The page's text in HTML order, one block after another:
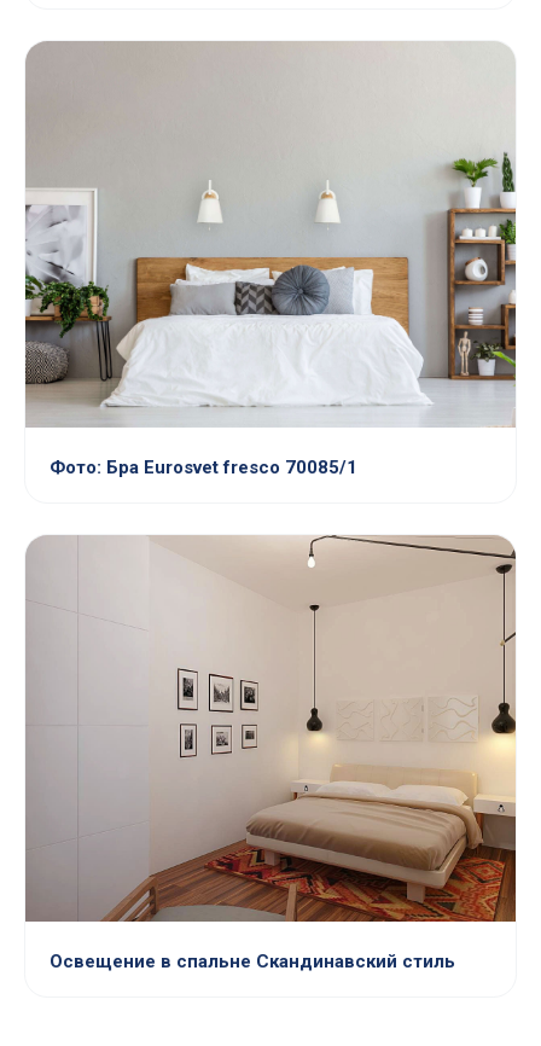
Фото: Бра Eurosvet fresco 70085/1
Освещение в спальне Скандинавский стиль